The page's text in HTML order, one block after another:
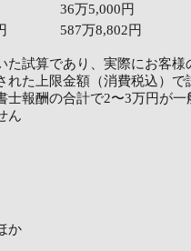
36万5,000円
587万8,802円
た試算であり、実際にお客
れた上限金額（消費税込）
報酬の合計で2〜3万円が
ん
か